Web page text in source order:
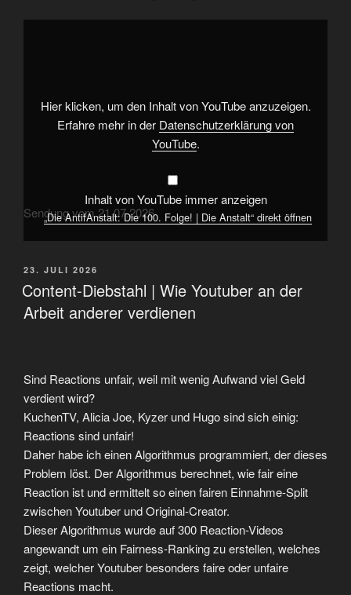
„Die
Anstalt“
von
YouTube
anzeigen
Hier klicken, um den Inhalt von YouTube anzuzeigen.
Erfahre mehr in der Datenschutzerklärung von
YouTube.
Inhalt von YouTube immer anzeigen
„Die AntifAnstalt: Die 100. Folge! | Die Anstalt“ direkt öffnen
Sendung vom 21.07.2026
VERÖFFENTLICHT
AM
23. JULI 2026
Content-Diebstahl | Wie Youtuber an der
Arbeit anderer verdienen
Sind Reactions unfair, weil mit wenig Aufwand viel Geld
verdient wird?
KuchenTV, Alicia Joe, Kyzer und Hugo sind sich einig:
Reactions sind unfair!
Daher habe ich einen Algorithmus programmiert, der dieses
Problem löst. Der Algorithmus berechnet, wie fair eine
Reaction ist und ermittelt so einen fairen Einnahme-Split
zwischen Youtuber und Original-Creator.
Dieser Algorithmus wurde auf 300 Reaction-Videos
angewandt um ein Fairness-Ranking zu erstellen, welches
zeigt, welcher Youtuber besonders faire oder unfaire
Reactions macht.